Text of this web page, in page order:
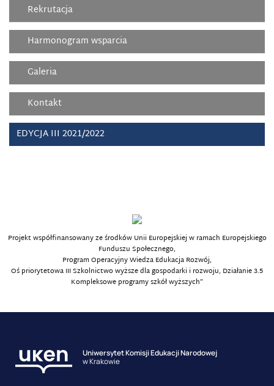
Rekrutacja
Harmonogram wsparcia
Galeria
Kontakt
EDYCJA III 2021/2022
Projekt współfinansowany ze środków Unii Europejskiej w ramach Europejskiego
Funduszu Społecznego,
Program Operacyjny Wiedza Edukacja Rozwój,
Oś priorytetowa III Szkolnictwo wyższe dla gospodarki i rozwoju, Działanie 3.5
Kompleksowe programy szkół wyższych”
Uniwersytet Komisji Edukacji Narodowej
w Krakowie